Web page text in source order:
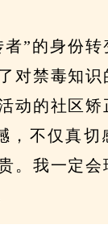
”的身份转
对禁毒知识
动的社区矫
，不仅真切
。我一定